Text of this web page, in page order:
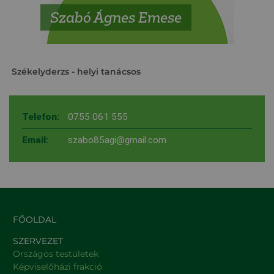
Szabó Ágnes Emese
Székelyderzs - helyi tanácsos
Telefon: 0755 061 555
Email: szabo85agi@gmail.com
FŐOLDAL
SZERVEZET
Országos testületek
Képviselőházi frakció